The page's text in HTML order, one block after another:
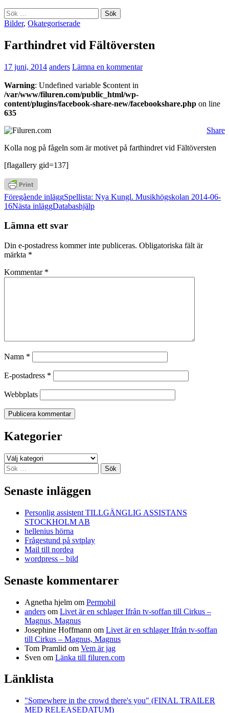
Sök
efter:
Bilder, Okategoriserade
Farthindret vid Fältöversten
17 juni, 2014 anders Lämna en kommentar
Warning: Undefined variable $content in
/var/www/filuren.com/public_html/wp-
content/plugins/facebook-share-new/facebookshare.php on line
635
Share
Kolla nog på fågeln som är motivet på farthindret vid Fältöversten
[flagallery gid=137]
Inläggsnavigering
Föregående inläggSpellista: Nya Kungl. Musikhögskolan 2014-06-
16Nästa inläggDatabashjälp
Lämna ett svar
Din e-postadress kommer inte publiceras. Obligatoriska fält är
märkta *
Kommentar *
Namn *
E-postadress *
Webbplats
Kategorier
Kategorier
Sök
efter:
Senaste inläggen
Personlig assistent TILLGÄNGLIG ASSISTANS
STOCKHOLM AB
hellenius hörna
Frågestund på svtplay
Mail till nordea
wordpress – bild
Senaste kommentarer
Agnetha hjelm om Permobil
anders om Livet är en schlager Ifrån tv-soffan till Cirkus –
Magnus, Magnus
Josephine Hoffmann om Livet är en schlager Ifrån tv-soffan
till Cirkus – Magnus, Magnus
Tom Pramlid om Vem är jag
Sven om Länka till filuren.com
Länklista
"Somewhere in the crowd there's you" (FINAL TRAILER
MED RELEASEDATUM)